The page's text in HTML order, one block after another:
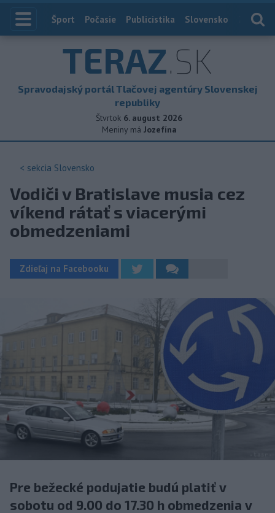
Index
Šport Počasie Publicistika Slovensko
TERAZ.SK
Spravodajský portál Tlačovej agentúry Slovenskej
republiky
Štvrtok 6. august 2026
Meniny má Jozefína
< sekcia Slovensko
Vodiči v Bratislave musia cez
víkend rátať s viacerými
obmedzeniami
Zdieľaj na Facebooku
Pre bežecké podujatie budú platiť v
sobotu od 9.00 do 17.30 h obmedzenia v